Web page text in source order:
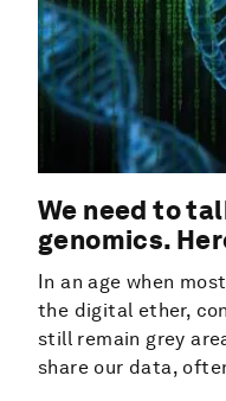
We need to
genomics.
In an age when
the digital ether,
still remain grey
share our data,